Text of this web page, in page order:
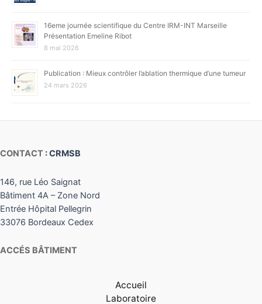
16eme journée scientifique du Centre IRM-INT Marseille
Présentation Emeline Ribot
8 mai 2026
Publication : Mieux contrôler l’ablation thermique d’une tumeur
24 mars 2026
CONTACT : CRMSB
146, rue Léo Saignat
Bâtiment 4A – Zone Nord
Entrée Hôpital Pellegrin
33076 Bordeaux Cedex
ACCÉS BÂTIMENT
Accueil
Laboratoire